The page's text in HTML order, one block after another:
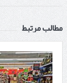
مطالب مرتبط